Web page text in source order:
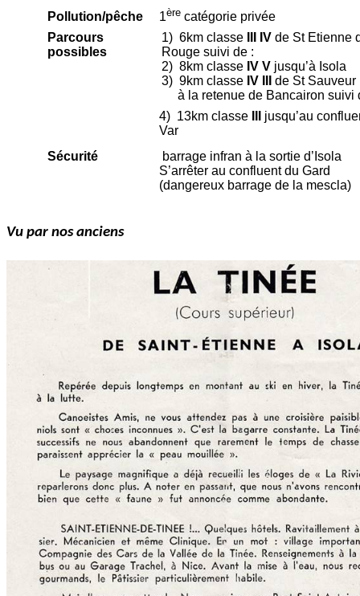
Pollution/pêche 1ère catégorie privée
Parcours
possibles
1) 6km classe III IVde St Etienne
Rouge suivi de :
2) 8km classe IV Vjusqu’à Isola
3) 9km classe IV
de St Sauveur
à la retenue de Bancairon suivi
4) 13km classe
jusqu’au
Var
Sécurité
barrage infran à la sortie d’Isola
S’arrêter au confluent du Gard
(dangereux barrage de la mescla)
Vu par nos anciens